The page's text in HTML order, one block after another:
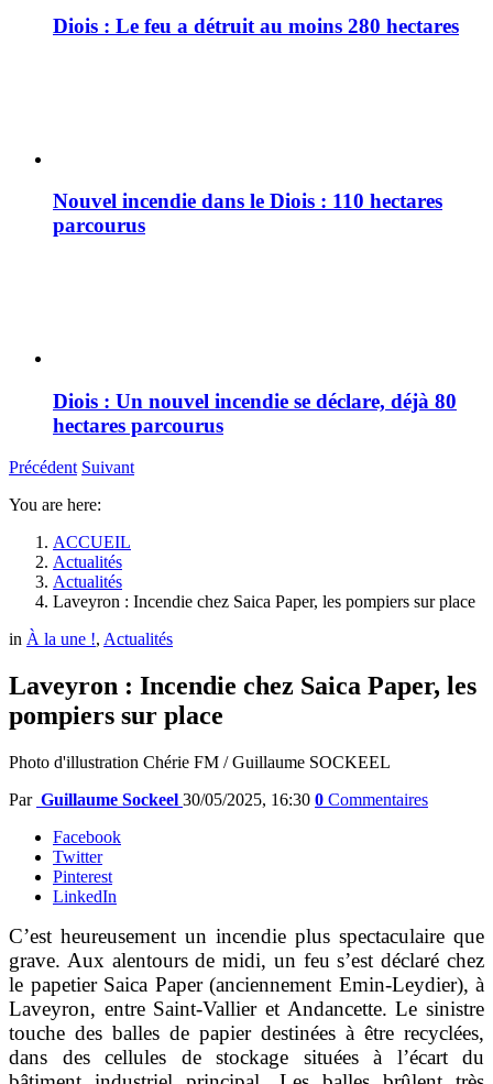
Diois : Le feu a détruit au moins 280 hectares
Nouvel incendie dans le Diois : 110 hectares
parcourus
Diois : Un nouvel incendie se déclare, déjà 80
hectares parcourus
Précédent Suivant
You are here:
ACCUEIL
Actualités
Actualités
Laveyron : Incendie chez Saica Paper, les pompiers sur place
in À la une !, Actualités
Laveyron : Incendie chez Saica Paper, les
pompiers sur place
Photo d'illustration Chérie FM / Guillaume SOCKEEL
Par Guillaume Sockeel 30/05/2025, 16:30 0 Commentaires
Facebook
Twitter
Pinterest
LinkedIn
C’est heureusement un incendie plus spectaculaire que
grave. Aux alentours de midi, un feu s’est déclaré chez
le papetier Saica Paper (anciennement Emin-Leydier), à
Laveyron, entre Saint-Vallier et Andancette. Le sinistre
touche des balles de papier destinées à être recyclées,
dans des cellules de stockage situées à l’écart du